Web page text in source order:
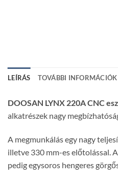
LEÍRÁS TOVÁBBI INFORMÁCIÓK
DOOSAN LYNX 220A CNC
alkatrészek nagy
A megmunkálás egy nagy
illetve 330 mm-es előtolással.
pedig egysoros hengeres